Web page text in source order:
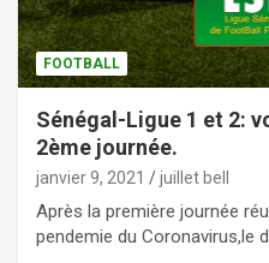
FOOTBALL
Sénégal-Ligue 1 et 2:
2ème journée.
janvier 9, 2021 juillet bell
Après la première journée
pendemie du Coronavirus,le